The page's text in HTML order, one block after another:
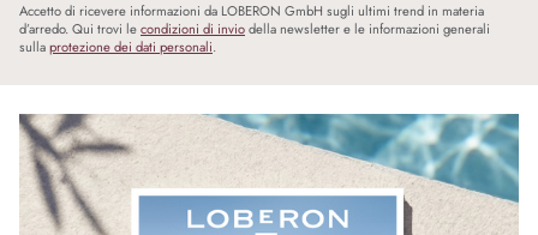
Accetto di ricevere informazioni da LOBERON GmbH sugli ultimi trend in materia
d’arredo. Qui trovi lecondizioni di inviodella newsletter e le informazioni generali
sullaprotezione dei dati personali.